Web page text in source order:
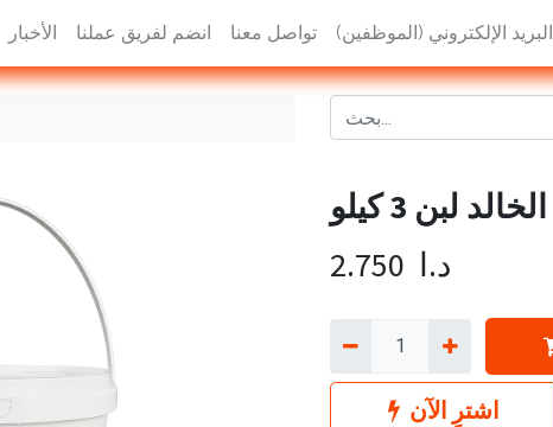
الأخبار انضم لفريق عملنا تواصل معنا البريد الإلكتروني (الموظفين)
الخالد لبن 3 كيلو
2.750 د.ا
اشترِ الآن